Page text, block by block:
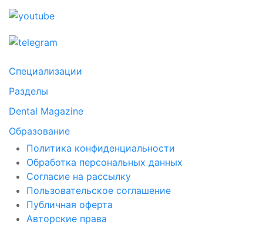
Специализации
Разделы
Dental Magazine
Образование
Политика конфиденциальности
Обработка персональных данных
Согласие на рассылку
Пользовательское соглашение
Публичная оферта
Авторские права